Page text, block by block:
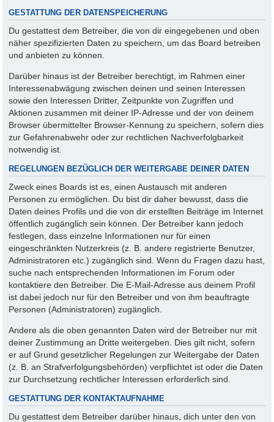
GESTATTUNG DER DATENSPEICHERUNG
Du gestattest dem Betreiber, die von dir eingegebenen und oben
näher spezifizierten Daten zu speichern, um das Board betreiben
und anbieten zu können.
Darüber hinaus ist der Betreiber berechtigt, im Rahmen einer
Interessenabwägung zwischen deinen und seinen Interessen
sowie den Interessen Dritter, Zeitpunkte von Zugriffen und
Aktionen zusammen mit deiner IP-Adresse und der von deinem
Browser übermittelter Browser-Kennung zu speichern, sofern dies
zur Gefahrenabwehr oder zur rechtlichen Nachverfolgbarkeit
notwendig ist.
REGELUNGEN BEZÜGLICH DER WEITERGABE DEINER DATEN
Zweck eines Boards ist es, einen Austausch mit anderen
Personen zu ermöglichen. Du bist dir daher bewusst, dass die
Daten deines Profils und die von dir erstellten Beiträge im Internet
öffentlich zugänglich sein können. Der Betreiber kann jedoch
festlegen, dass einzelne Informationen nur für einen
eingeschränkten Nutzerkreis (z. B. andere registrierte Benutzer,
Administratoren etc.) zugänglich sind. Wenn du Fragen dazu hast,
suche nach entsprechenden Informationen im Forum oder
kontaktiere den Betreiber. Die E-Mail-Adresse aus deinem Profil
ist dabei jedoch nur für den Betreiber und von ihm beauftragte
Personen (Administratoren) zugänglich.
Andere als die oben genannten Daten wird der Betreiber nur mit
deiner Zustimmung an Dritte weitergeben. Dies gilt nicht, sofern
er auf Grund gesetzlicher Regelungen zur Weitergabe der Daten
(z. B. an Strafverfolgungsbehörden) verpflichtet ist oder die Daten
zur Durchsetzung rechtlicher Interessen erforderlich sind.
GESTATTUNG DER KONTAKTAUFNAHME
Du gestattest dem Betreiber darüber hinaus, dich unter den von